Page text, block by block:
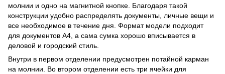
молнии и одно на магнитной кнопке. Благодаря такой
конструкции удобно распределять документы, личные вещи и
все необходимое в течение дня. Формат модели подходит
для документов А4, а сама сумка хорошо вписывается в
деловой и городский стиль.
Внутри в первом отделении предусмотрен потайной карман
на молнии. Во втором отделении есть три ячейки для